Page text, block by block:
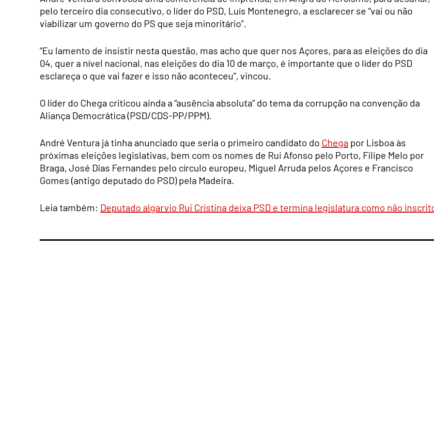
pelo terceiro dia consecutivo, o líder do PSD, Luís Montenegro, a esclarecer se “vai ou não
viabilizar um governo do PS que seja minoritário”.
“Eu lamento de insistir nesta questão, mas acho que quer nos Açores, para as eleições do dia
04, quer a nível nacional, nas eleições do dia 10 de março, é importante que o líder do PSD
esclareça o que vai fazer e isso não aconteceu”, vincou.
O líder do Chega criticou ainda a “ausência absoluta” do tema da corrupção na convenção da
Aliança Democrática (PSD/CDS-PP/PPM).
André Ventura já tinha anunciado que seria o primeiro candidato do Chega por Lisboa às
próximas eleições legislativas, bem com os nomes de Rui Afonso pelo Porto, Filipe Melo por
Braga, José Dias Fernandes pelo círculo europeu, Miguel Arruda pelos Açores e Francisco
Gomes (antigo deputado do PSD) pela Madeira.
Leia também: Deputado algarvio Rui Cristina deixa PSD e termina legislatura como não